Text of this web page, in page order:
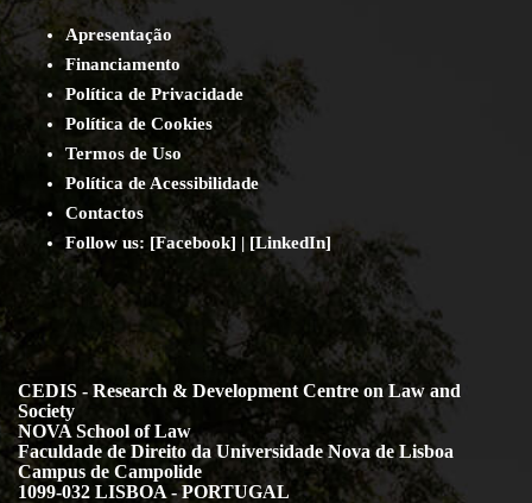
Apresentação
Financiamento
Política de Privacidade
Política de Cookies
Termos de Uso
Política de Acessibilidade
Contactos
Follow us: [Facebook] | [LinkedIn]
CEDIS - Research & Development Centre on Law and
Society
NOVA School of Law
Faculdade de Direito da Universidade Nova de Lisboa
Campus de Campolide
1099-032 LISBOA - PORTUGAL